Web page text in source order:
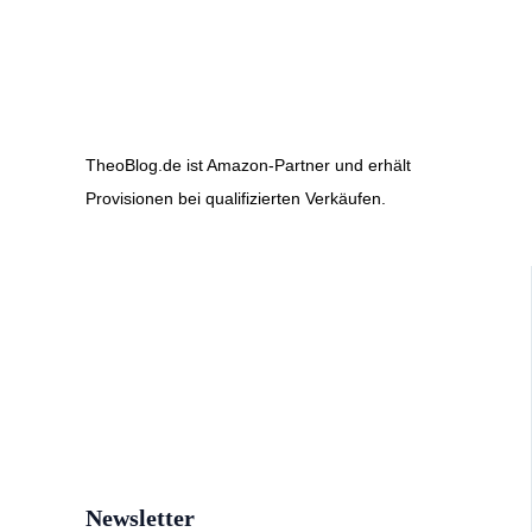
TheoBlog.de ist Amazon-Partner und erhält
Provisionen bei qualifizierten Verkäufen.
Newsletter